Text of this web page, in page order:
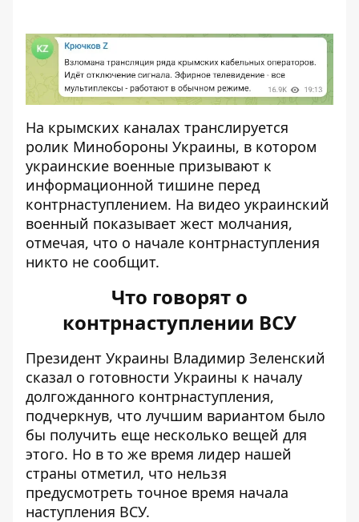
На крымских каналах транслируется
ролик Минобороны Украины, в котором
украинские военные призывают к
информационной тишине перед
контрнаступлением. На видео украинский
военный показывает жест молчания,
отмечая, что о начале контрнаступления
никто не сообщит.
Что говорят о
контрнаступлении ВСУ
Президент Украины Владимир Зеленский
сказал о готовности Украины к началу
долгожданного контрнаступления,
подчеркнув, что лучшим вариантом было
бы получить еще несколько вещей для
этого. Но в то же время лидер нашей
страны отметил, что нельзя
предусмотреть точное время начала
наступления ВСУ.